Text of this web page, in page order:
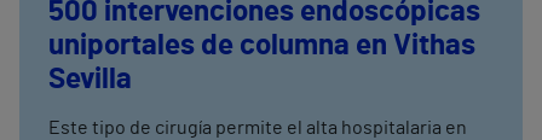
500 intervenciones endoscópicas
uniportales de columna en Vithas
Sevilla
Este tipo de cirugía permite el alta hospitalaria en